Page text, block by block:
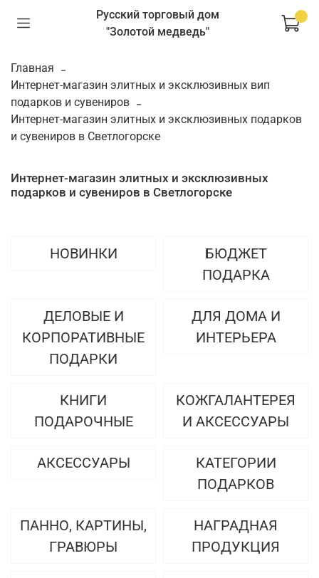
Русский торговый дом
"Золотой медведь"
Главная
Интернет-магазин элитных и эксклюзивных вип
подарков и сувениров
Интернет-магазин элитных и эксклюзивных подарков
и сувениров в Светлогорске
Интернет-магазин элитных и эксклюзивных
подарков и сувениров в Светлогорске
НОВИНКИ
БЮДЖЕТ
ПОДАРКА
ДЕЛОВЫЕ И
КОРПОРАТИВНЫЕ
ПОДАРКИ
ДЛЯ ДОМА И
ИНТЕРЬЕРА
КНИГИ
ПОДАРОЧНЫЕ
КОЖГАЛАНТЕРЕЯ
И АКСЕССУАРЫ
АКСЕССУАРЫ
КАТЕГОРИИ
ПОДАРКОВ
ПАННО, КАРТИНЫ,
ГРАВЮРЫ
НАГРАДНАЯ
ПРОДУКЦИЯ